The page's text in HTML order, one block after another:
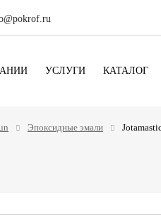
УСЛУГИ КАТАЛОГ
Эпоксидные эмали